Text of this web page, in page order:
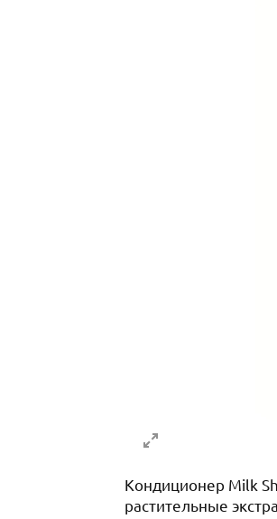
Кондиционер Milk
растительные